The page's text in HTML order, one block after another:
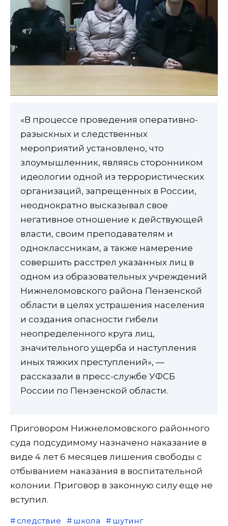
«В процессе проведения оперативно-
разыскных и следственных
мероприятий установлено, что
злоумышленник, являясь сторонником
идеологии одной из террористических
организаций, запрещенных в России,
неоднократно высказывал свое
негативное отношение к действующей
власти, своим преподавателям и
одноклассникам, а также намерение
совершить расстрел указанных лиц в
одном из образовательных учреждений
Нижнеломовского района Пензенской
области в целях устрашения населения
и создания опасности гибели
неопределенного круга лиц,
значительного ущерба и наступления
иных тяжких преступлений», —
рассказали в пресс-службе УФСБ
России по Пензенской области.
Приговором Нижнеломовского районного
суда подсудимому назначено наказание в
виде 4 лет 6 месяцев лишения свободы с
отбыванием наказания в воспитательной
колонии. Приговор в законную силу еще не
вступил.
следствие школа шутинг